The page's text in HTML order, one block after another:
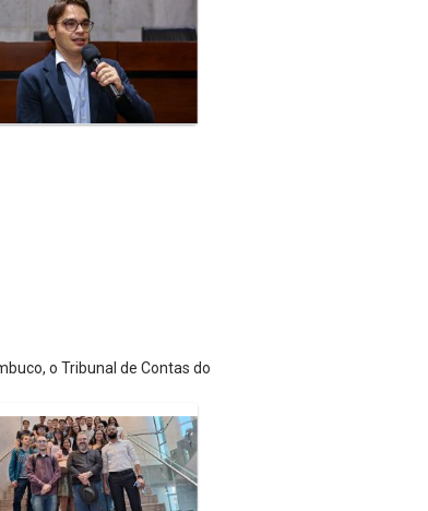
o Tribunal de Contas do